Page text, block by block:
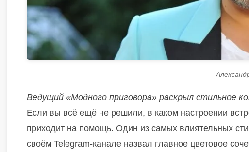
Ведущий «Модного приговора» раскрыл стильное
Если вы всё ещё не решили, в каком настроении
приходит на помощь. Один из самых влиятельных
своём Telegram-канале назвал главное цветовое